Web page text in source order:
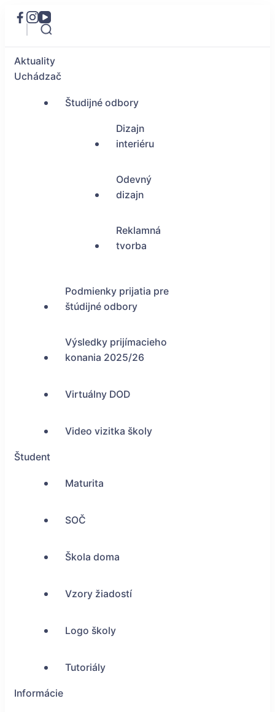
Aktuality
Uchádzač
Študijné odbory
Dizajn
interiéru
Odevný
dizajn
Reklamná
tvorba
Podmienky prijatia pre
štúdijné odbory
Výsledky prijímacieho
konania 2025/26
Virtuálny DOD
Video vizitka školy
Študent
Maturita
SOČ
Škola doma
Vzory žiadostí
Logo školy
Tutoriály
Informácie